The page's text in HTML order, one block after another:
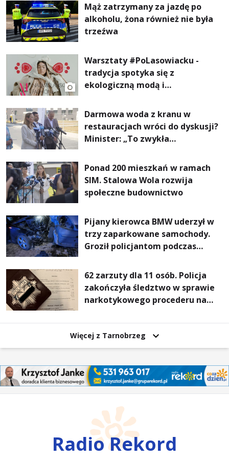
Mąż zatrzymany za jazdę po
alkoholu, żona również nie była
trzeźwa
Warsztaty #PoLasowiacku -
tradycja spotyka się z
ekologiczną modą i
Darmowa woda z kranu w
restauracjach wróci do dyskusji?
Minister: „To zwykła
Ponad 200 mieszkań w ramach
SIM. Stalowa Wola rozwija
społeczne budownictwo
Pijany kierowca BMW uderzył w
trzy zaparkowane samochody.
Groził policjantom podczas
62 zarzuty dla 11 osób. Policja
zakończyła śledztwo w sprawie
narkotykowego procederu na
Więcej z Tarnobrzeg
Radio Rekord